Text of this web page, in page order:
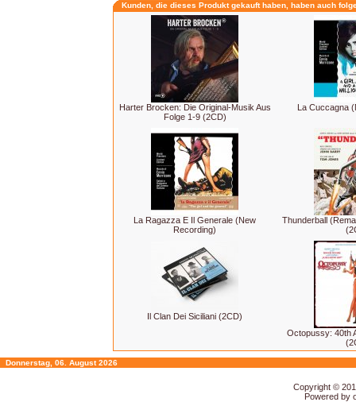
Kunden, die dieses Produkt gekauft haben, haben auch
Harter Brocken: Die Original-Musik Aus
Folge 1-9 (2CD)
La Cuccagna
La Ragazza E Il Generale (New
Recording)
Thunderball
Il Clan Dei Siciliani (2CD)
Octopussy: 40th
Donnerstag, 06. August 2026
Copyright ©
Powered by